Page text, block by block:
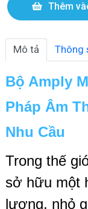
Thêm
Mô tả Thông
Bộ Amply
Pháp Âm
Nhu Cầu
Trong thế
sở hữu một
lượng, nhỏ